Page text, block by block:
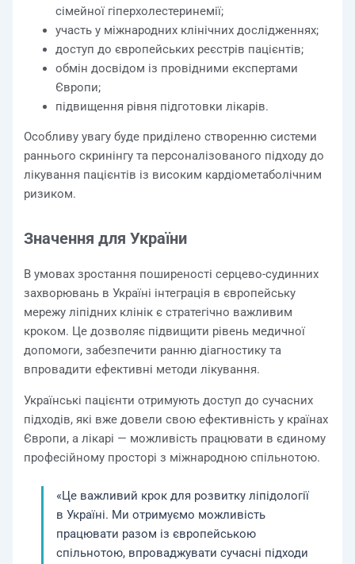
сімейної гіперхолестеринемії;
участь у міжнародних клінічних дослідженнях;
доступ до європейських реєстрів пацієнтів;
обмін досвідом із провідними експертами
Європи;
підвищення рівня підготовки лікарів.
Особливу увагу буде приділено створенню системи
раннього скринінгу та персоналізованого підходу до
лікування пацієнтів із високим кардіометаболічним
ризиком.
Значення для України
В умовах зростання поширеності серцево-судинних
захворювань в Україні інтеграція в європейську
мережу ліпідних клінік є стратегічно важливим
кроком. Це дозволяє підвищити рівень медичної
допомоги, забезпечити ранню діагностику та
впровадити ефективні методи лікування.
Українські пацієнти отримують доступ до сучасних
підходів, які вже довели свою ефективність у країнах
Європи, а лікарі — можливість працювати в єдиному
професійному просторі з міжнародною спільнотою.
«Це важливий крок для розвитку ліпідології
в Україні. Ми отримуємо можливість
працювати разом із європейською
спільнотою, впроваджувати сучасні підходи